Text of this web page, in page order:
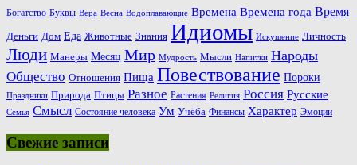
Богатство Буквы Вера Весна Водоплавающие Времена Времена года Время
Деньги Дом Еда Животные Знания Идиомы Искушение Личность
Люди Манеры Месяц Мир Мудрость Мысли Напитки Народы
Общество Отношения Пища Повествование Пороки
Праздники Природа Птицы Разное Растения Религия Россия Русские
Семья Смысл Состояние человека Ум Учёба Финансы Характер Эмоции
Свежие записи